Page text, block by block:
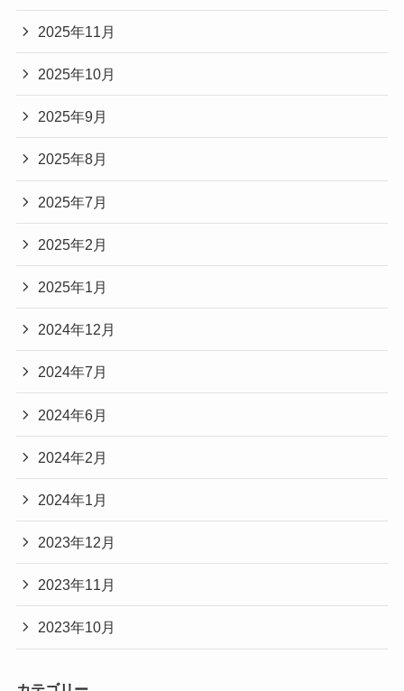
2025年11月
2025年10月
2025年9月
2025年8月
2025年7月
2025年2月
2025年1月
2024年12月
2024年7月
2024年6月
2024年2月
2024年1月
2023年12月
2023年11月
2023年10月